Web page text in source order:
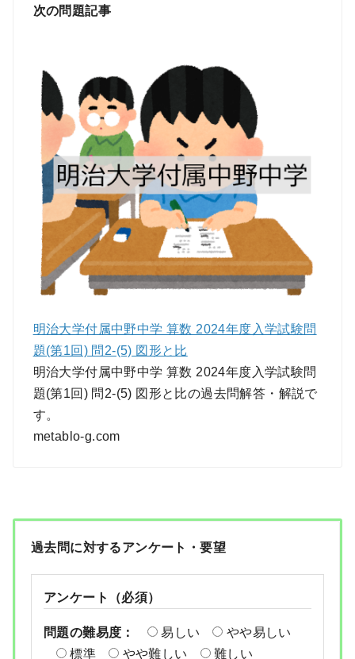
次の問題記事
明治大学付属中野中学 算数 2024年度入学試験問
題(第1回) 問2-(5) 図形と比
明治大学付属中野中学 算数 2024年度入学試験問
題(第1回) 問2-(5) 図形と比の過去問解答・解説で
す。
metablo-g.com
過去問に対するアンケート・要望
アンケート（必須）
問題の難易度： 易しい
やや易しい
標準
やや難しい 難しい